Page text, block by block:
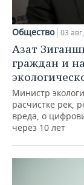
Общество 03
Азат
граждан и
Министр
расчистке рек,
вреда, о
через 10 лет